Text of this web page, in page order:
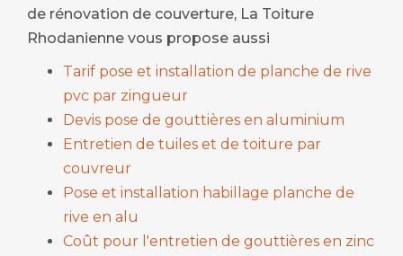
de rénovation de couverture, La Toiture
Rhodanienne vous propose aussi
Tarif pose et installation de planche de rive
pvc par zingueur
Devis pose de gouttières en aluminium
Entretien de tuiles et de toiture par
couvreur
Pose et installation habillage planche de
rive en alu
Coût pour l'entretien de gouttières en zinc